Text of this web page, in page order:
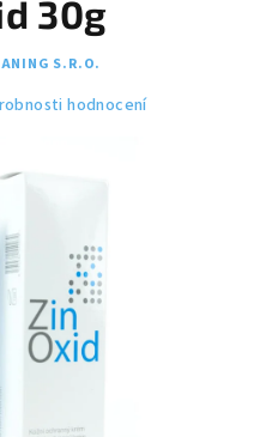
30g
S.R.O.
hodnocení